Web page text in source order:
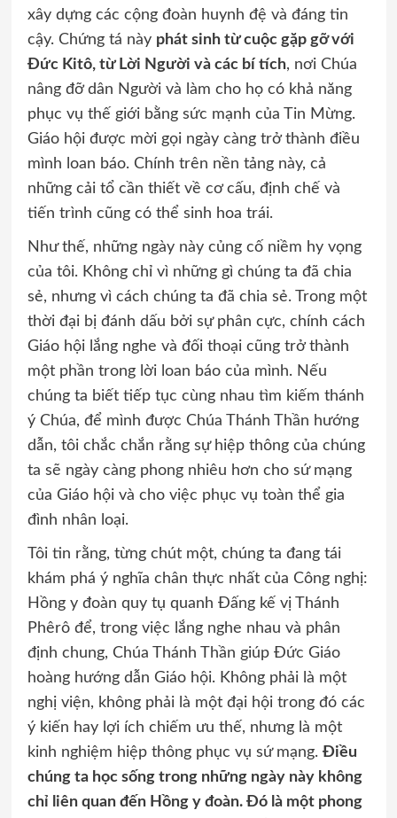
xây dựng các cộng đoàn huynh đệ và đáng tin
cậy. Chứng tá này phát sinh từ cuộc gặp gỡ với
Đức Kitô, từ Lời Người và các bí tích, nơi Chúa
nâng đỡ dân Người và làm cho họ có khả năng
phục vụ thế giới bằng sức mạnh của Tin Mừng.
Giáo hội được mời gọi ngày càng trở thành điều
mình loan báo. Chính trên nền tảng này, cả
những cải tổ cần thiết về cơ cấu, định chế và
tiến trình cũng có thể sinh hoa trái.
Như thế, những ngày này củng cố niềm hy vọng
của tôi. Không chỉ vì những gì chúng ta đã chia
sẻ, nhưng vì cách chúng ta đã chia sẻ. Trong một
thời đại bị đánh dấu bởi sự phân cực, chính cách
Giáo hội lắng nghe và đối thoại cũng trở thành
một phần trong lời loan báo của mình. Nếu
chúng ta biết tiếp tục cùng nhau tìm kiếm thánh
ý Chúa, để mình được Chúa Thánh Thần hướng
dẫn, tôi chắc chắn rằng sự hiệp thông của chúng
ta sẽ ngày càng phong nhiêu hơn cho sứ mạng
của Giáo hội và cho việc phục vụ toàn thể gia
đình nhân loại.
Tôi tin rằng, từng chút một, chúng ta đang tái
khám phá ý nghĩa chân thực nhất của Công nghị:
Hồng y đoàn quy tụ quanh Đấng kế vị Thánh
Phêrô để, trong việc lắng nghe nhau và phân
định chung, Chúa Thánh Thần giúp Đức Giáo
hoàng hướng dẫn Giáo hội. Không phải là một
nghị viện, không phải là một đại hội trong đó các
ý kiến hay lợi ích chiếm ưu thế, nhưng là một
kinh nghiệm hiệp thông phục vụ sứ mạng. Điều
chúng ta học sống trong những ngày này không
chỉ liên quan đến Hồng y đoàn. Đó là một phong